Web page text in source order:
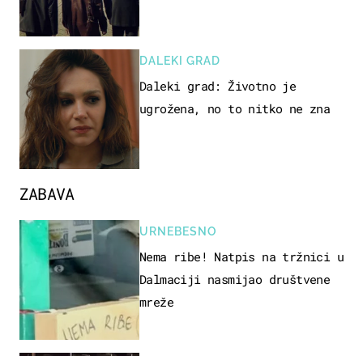
ZABAVA
URNEBESNO
Nema ribe! Natpis na tržnici u
Dalmaciji nasmijao društvene
mreže
DALEKI GRAD
Daleki grad: Životno je
ugrožena, no to nitko ne zna